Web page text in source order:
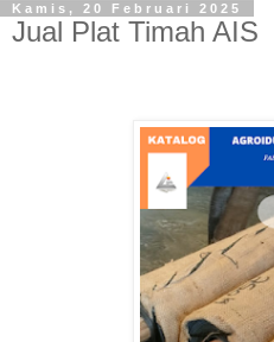
Kamis, 20 Februari 2025
Jual Plat Timah AIS